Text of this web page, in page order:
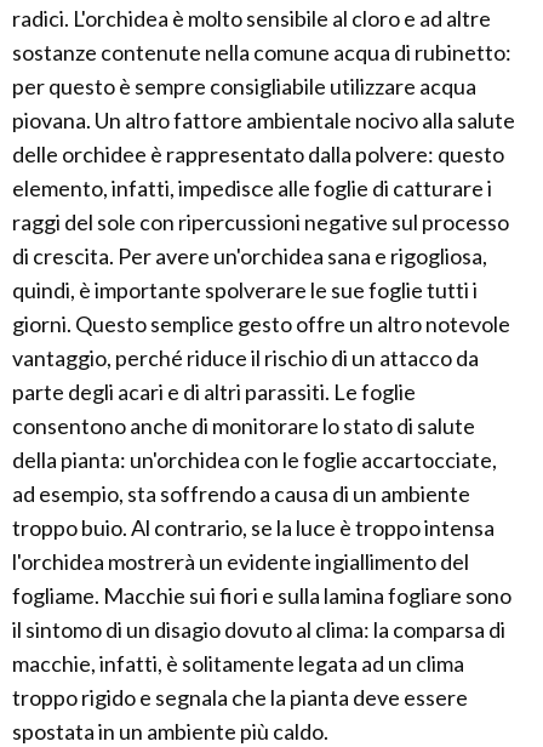
radici. L'orchidea è molto sensibile al cloro e ad altre
sostanze contenute nella comune acqua di rubinetto:
per questo è sempre consigliabile utilizzare acqua
piovana. Un altro fattore ambientale nocivo alla salute
delle orchidee è rappresentato dalla polvere: questo
elemento, infatti, impedisce alle foglie di catturare i
raggi del sole con ripercussioni negative sul processo
di crescita. Per avere un'orchidea sana e rigogliosa,
quindi, è importante spolverare le sue foglie tutti i
giorni. Questo semplice gesto offre un altro notevole
vantaggio, perché riduce il rischio di un attacco da
parte degli acari e di altri parassiti. Le foglie
consentono anche di monitorare lo stato di salute
della pianta: un'orchidea con le foglie accartocciate,
ad esempio, sta soffrendo a causa di un ambiente
troppo buio. Al contrario, se la luce è troppo intensa
l'orchidea mostrerà un evidente ingiallimento del
fogliame. Macchie sui fiori e sulla lamina fogliare sono
il sintomo di un disagio dovuto al clima: la comparsa di
macchie, infatti, è solitamente legata ad un clima
troppo rigido e segnala che la pianta deve essere
spostata in un ambiente più caldo.